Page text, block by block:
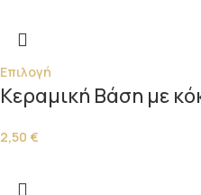
Επιλογή
Κεραμική Βάση με
2,50 €